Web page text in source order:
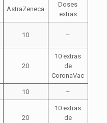
AstraZeneca
Doses
extras
10 –
20
10 extras
de
CoronaVac
10 –
20
10 extras
de